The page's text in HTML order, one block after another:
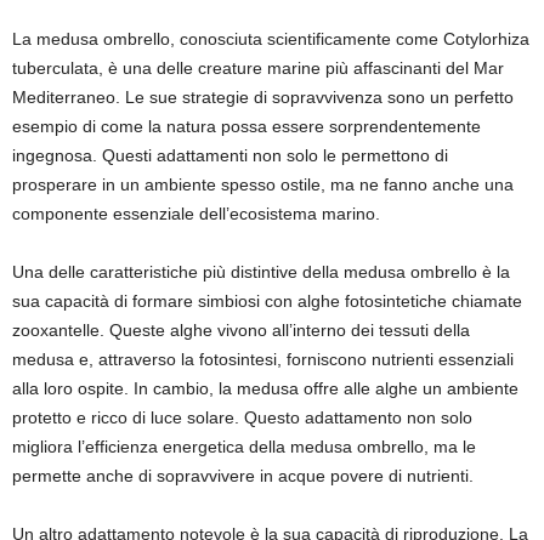
La medusa ombrello, conosciuta scientificamente come Cotylorhiza
tuberculata, è una delle creature marine più affascinanti del Mar
Mediterraneo. Le sue strategie di sopravvivenza sono un perfetto
esempio di come la natura possa essere sorprendentemente
ingegnosa. Questi adattamenti non solo le permettono di
prosperare in un ambiente spesso ostile, ma ne fanno anche una
componente essenziale dell’ecosistema marino.
Una delle caratteristiche più distintive della medusa ombrello è la
sua capacità di formare simbiosi con alghe fotosintetiche chiamate
zooxantelle. Queste alghe vivono all’interno dei tessuti della
medusa e, attraverso la fotosintesi, forniscono nutrienti essenziali
alla loro ospite. In cambio, la medusa offre alle alghe un ambiente
protetto e ricco di luce solare. Questo adattamento non solo
migliora l’efficienza energetica della medusa ombrello, ma le
permette anche di sopravvivere in acque povere di nutrienti.
Un altro adattamento notevole è la sua capacità di riproduzione. La